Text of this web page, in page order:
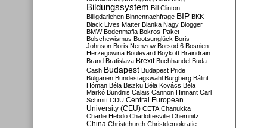
Bildungssystem Bill Clinton
Billigdarlehen Binnennachfrage BIP BKK
Black Lives Matter Blanka Nagy Blogger
BMW Bodenmafia Bokros-Paket
Bolschewismus Bootsunglück Boris
Johnson Boris Nemzow Borsod 6 Bosnien-
Herzegowina Boulevard Boykott Braindrain
Brand Bratislava Brexit Buchhandel Buda-
Cash Budapest Budapest Pride
Bulgarien Bundestagswahl Burgberg Bálint
Hóman Béla Biszku Béla Kovács Béla
Markó Bündnis Calais Cannon Hinnant Carl
Schmitt CDU Central European
University (CEU) CETA Chanukka
Charlie Hebdo Charlottesville Chemnitz
China Christchurch Christdemokratie